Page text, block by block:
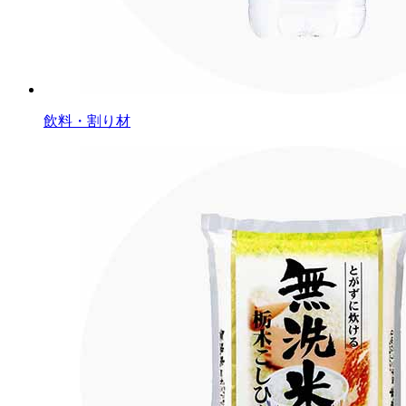
飲料・割り材